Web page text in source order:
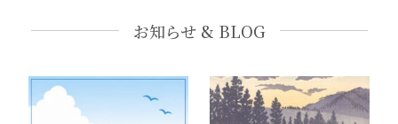
お知らせ & BLOG